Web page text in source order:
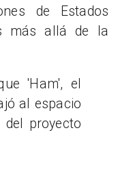
de Estados
más allá de la
'Ham', el
al espacio
proyecto